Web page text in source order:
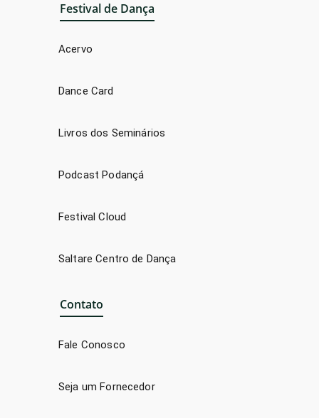
Festival de Dança
Acervo
Dance Card
Livros dos Seminários
Podcast Podançá
Festival Cloud
Saltare Centro de Dança
Contato
Fale Conosco
Seja um Fornecedor